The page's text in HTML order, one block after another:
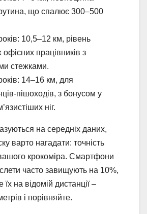
що спалює 300–500
10,5–12 км, рівень
офісних працівників з
стежками.
14–16 км, для
пішоходів, з бонусом у
ніг.
на середніх даних,
варто нагадати: точність
крокоміра. Смартфони
часто завищують на 10%,
їх на відомій дистанції –
і порівняйте.